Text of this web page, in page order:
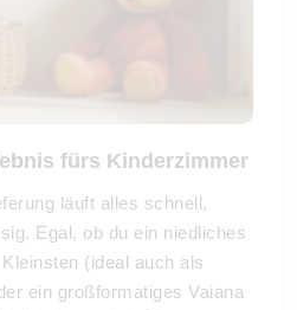
fürs Kinderzimmer
läuft alles schnell,
Egal, ob du ein niedliches
(ideal auch als
ein großformatiges Vaiana